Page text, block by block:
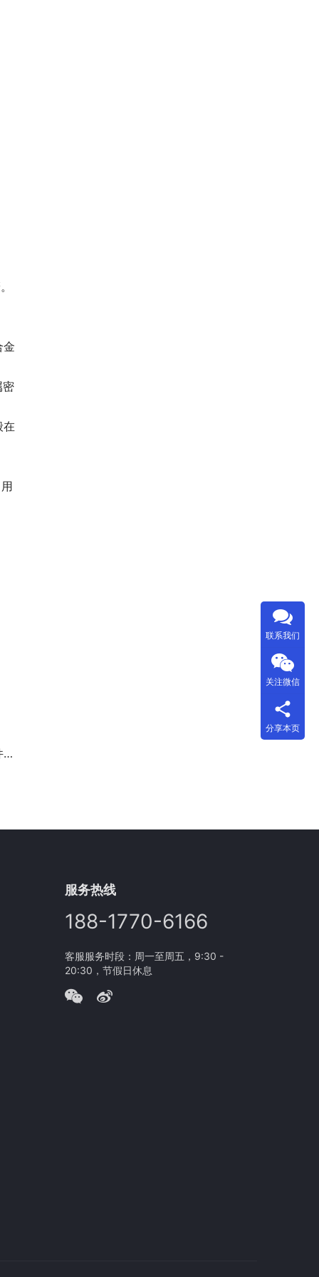
金
密
在
服务热线
188-1770-6166
客服服务时段：周一至周五，9:30 -
20:30，节假日休息
联系我们
关注微信
分享本页